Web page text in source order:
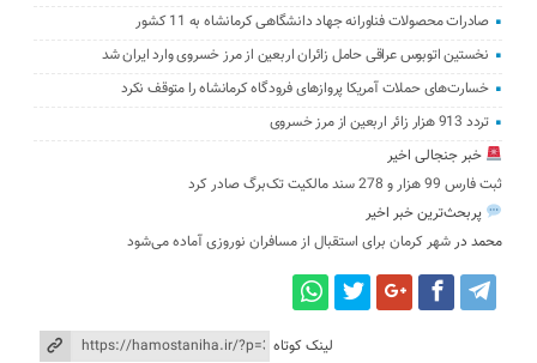
صادرات محصولات فناورانه جهاد دانشگاهی کرمانشاه به 11 کشور
نخستین اتوبوس عراقی حامل زائران اربعین از مرز خسروی وارد ایران شد
خسارت‌های حملات آمریکا پروازهای فرودگاه کرمانشاه را متوقف نکرد
تردد 913 هزار زائر اربعین از مرز خسروی
خبر جنجالی اخیر
ثبت فارس 99 هزار و 278 سند مالکیت تک‌برگ صادر کرد
پربحث‌ترین خبر اخیر
محمد درشهر کرمان برای استقبال از مسافران نوروزی آماده می‌شود
لینک کوتاه